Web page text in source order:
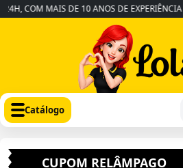
COM MAIS DE 10 ANOS DE EXPERIÊNCIA
Catálogo
CUPOM RELÂMPAGO